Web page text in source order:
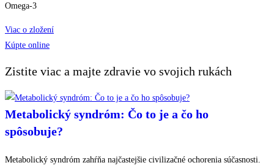
Omega-3
Viac o zložení
Kúpte online
Zistite viac a majte zdravie vo svojich rukách
Metabolický syndróm: Čo to je a čo ho
spôsobuje?
Metabolický syndróm zahŕňa najčastejšie civilizačné ochorenia súčasnosti.